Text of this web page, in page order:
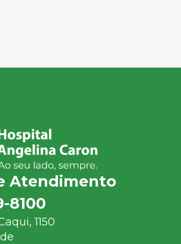
Atendimento
8100
1150